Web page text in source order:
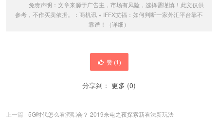
免责声明：文章来源于广告主，市场有风险，选择需谨慎！此文仅供
参考，不作买卖依据。： 商机讯 » IFFX艾福：如何判断一家外汇平台靠不
靠谱！（详细）
赞 (1)
分享到： 更多 (0)
上一篇
5G时代怎么看演唱会？ 2019来电之夜探索新看法新玩法